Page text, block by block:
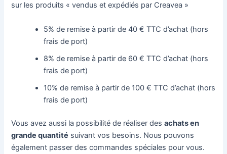
sur les produits « vendus et expédiés par Creavea »
5% de remise à partir de 40 € TTC d’achat (hors
frais de port)
8% de remise à partir de 60 € TTC d’achat (hors
frais de port)
10% de remise à partir de 100 € TTC d’achat (hors
frais de port)
Vous avez aussi la possibilité de réaliser desachats en
grande quantité suivant vos besoins. Nous pouvons
également passer des commandes spéciales pour vous.